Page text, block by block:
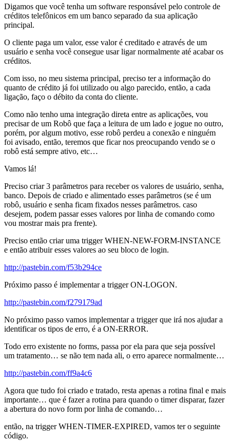
Digamos que você tenha um software responsável pelo controle de
créditos telefônicos em um banco separado da sua aplicação
principal.
O cliente paga um valor, esse valor é creditado e através de um
usuário e senha você consegue usar ligar normalmente até acabar os
créditos.
Com isso, no meu sistema principal, preciso ter a informação do
quanto de crédito já foi utilizado ou algo parecido, então, a cada
ligação, faço o débito da conta do cliente.
Como não tenho uma integração direta entre as aplicações, vou
precisar de um Robô que faça a leitura de um lado e jogue no outro,
porém, por algum motivo, esse robô perdeu a conexão e ninguém
foi avisado, então, teremos que ficar nos preocupando vendo se o
robô está sempre ativo, etc…
Vamos lá!
Preciso criar 3 parâmetros para receber os valores de usuário, senha,
banco. Depois de criado e alimentado esses parâmetros (se é um
robô, usuário e senha ficam fixados nesses parâmetros. caso
desejem, podem passar esses valores por linha de comando como
vou mostrar mais pra frente).
Preciso então criar uma trigger WHEN-NEW-FORM-INSTANCE
e então atribuir esses valores ao seu bloco de login.
http://pastebin.com/f53b294ce
Próximo passo é implementar a trigger ON-LOGON.
http://pastebin.com/f279179ad
No próximo passo vamos implementar a trigger que irá nos ajudar a
identificar os tipos de erro, é a ON-ERROR.
Todo erro existente no forms, passa por ela para que seja possível
um tratamento… se não tem nada ali, o erro aparece normalmente…
http://pastebin.com/ff9a4c6
Agora que tudo foi criado e tratado, resta apenas a rotina final e mais
importante… que é fazer a rotina para quando o timer disparar, fazer
a abertura do novo form por linha de comando…
então, na trigger WHEN-TIMER-EXPIRED, vamos ter o seguinte
código.